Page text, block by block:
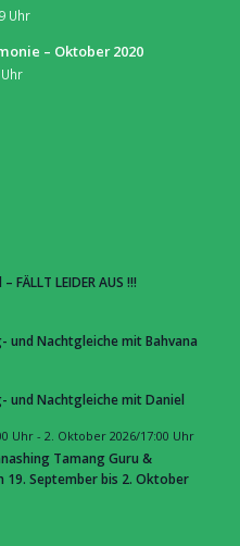
Uhr
– Oktober 2020
FÄLLT LEIDER AUS !!!
und Nachtgleiche mit Bahvana
und Nachtgleiche mit Daniel
Uhr- 2. Oktober 2026/17:00 Uhr
Tamang Guru &
19. September bis 2. Oktober